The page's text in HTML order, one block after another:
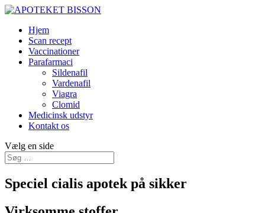
Hjem
Scan recept
Vaccinationer
Parafarmaci
Sildenafil
Vardenafil
Viagra
Clomid
Medicinsk udstyr
Kontakt os
Vælg en side
Speciel cialis apotek på sikker